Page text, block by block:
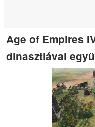
Age of Empires
dinasztiával